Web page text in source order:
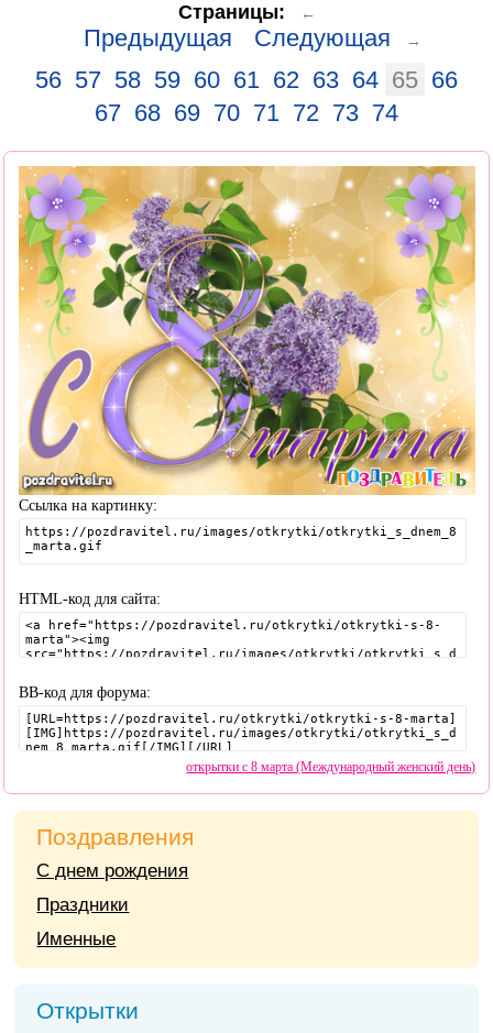
Страницы: ←
Предыдущая Следующая →
56 57 58 59 60 61 62 63 64 65 66
67 68 69 70 71 72 73 74
Ссылка на картинку:
HTML-код для сайта:
BB-код для форума:
открытки с 8 марта (Международный женский день)
Поздравления
С днем рождения
Праздники
Именные
Открытки